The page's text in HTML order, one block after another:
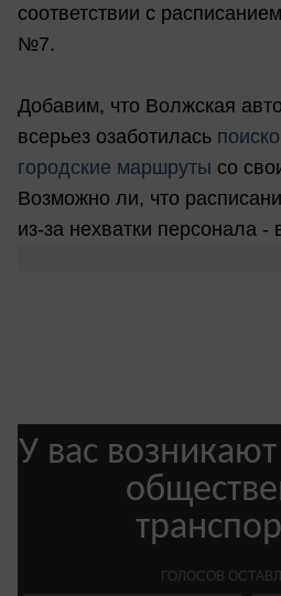
соответствии с
№7.
Добавим, что Волжская
всерьез озаботилась
городские маршруты со
Возможно ли, что
из-за нехватки персонала -